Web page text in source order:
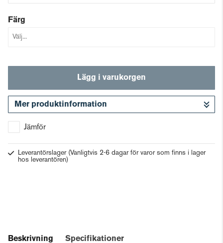
Färg
Lägg i varukorgen
Mer produktinformation
Jämför
Leverantörslager (Vanligtvis 2-6 dagar för varor som finns i lager
hos leverantören)
Beskrivning Specifikationer